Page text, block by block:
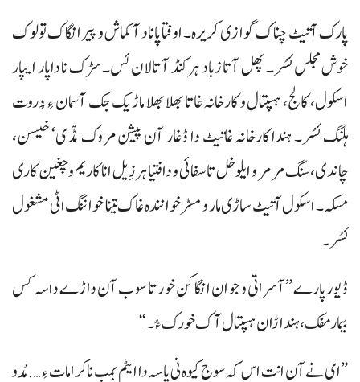
پارک آتیٹ چناک گوازی کریرہ۔ اوفتا پاناد آ کماش و پیر انگاک تولوک
خوش مجلس ئسُر۔ پھل آتا زباد ہر کنڈ آ تالان ئس۔ سڑک نا داپار ایپار
اسکول، کالج، ہسپتال و کارخانہ غاتا بھلا بھلا ماڑیک جک آسمان ءِ دُروت
ہلنگ ئسُر۔ ہندا کارخانہ غاتیٹ دا ڈغار آن پیشن مروک مڈّی‘ خیسن،
چاندی، سنگ مرمر و ایلوخل تا سفائی و دافتیا ہر زِیل انا کاریم و چغین کاری
مسکہ۔ اسکول آتیٹ ساڑی مار و مسڑ خوانندہ غاک تینا خواننگ اٹی مشغول
ئسُر۔
ڈیور پارے ”آسراتی و جوان انگا کن خور تا سوب آن داڑے داسہ کس
بیمار مفک، ہنداڑان ہسپتال آک خورک ءُ۔“
”ای نے آن انت اس کہ سوج کیوہ نی پاسہ دا ایٹم بمب نا کرامات ءِ…. مُدو